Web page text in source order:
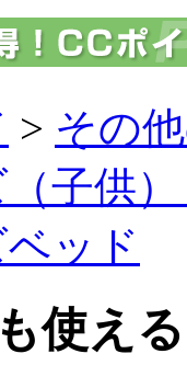
> その
子供
ッド
使え